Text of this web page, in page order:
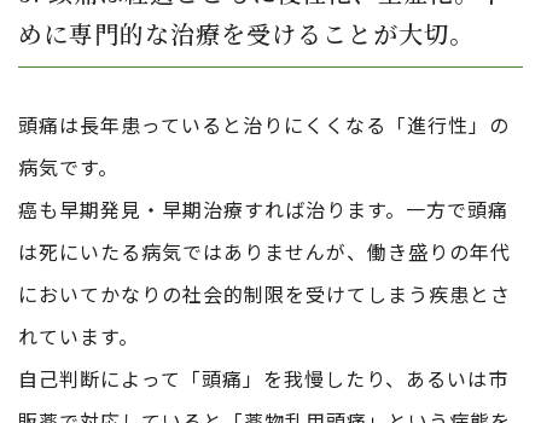
めに専門的な治療を受けることが大切。
頭痛は長年患っていると治りにくくなる「進行性」の
病気です。
癌も早期発見・早期治療すれば治ります。一方で頭痛
は死にいたる病気ではありませんが、働き盛りの年代
においてかなりの社会的制限を受けてしまう疾患とさ
れています。
自己判断によって「頭痛」を我慢したり、あるいは市